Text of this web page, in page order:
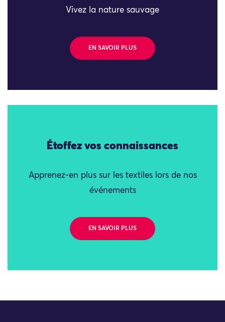
Vivez la nature sauvage
EN SAVOIR PLUS
Étoffez vos connaissances
Apprenez-en plus sur les textiles lors de nos
événements
EN SAVOIR PLUS